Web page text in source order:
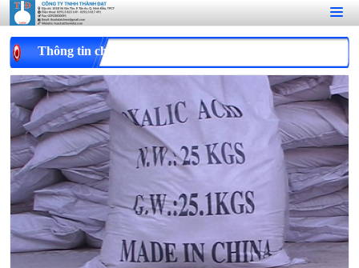
Thông tin chi tiết